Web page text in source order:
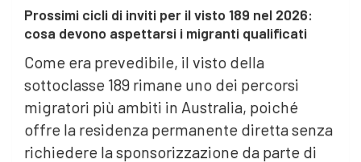
Prossimi cicli di inviti per il visto 189 nel 2026:
cosa devono aspettarsi i migranti qualificati
Come era prevedibile, il visto della
sottoclasse 189 rimane uno dei percorsi
migratori più ambiti in Australia, poiché
offre la residenza permanente diretta senza
richiedere la sponsorizzazione da parte di